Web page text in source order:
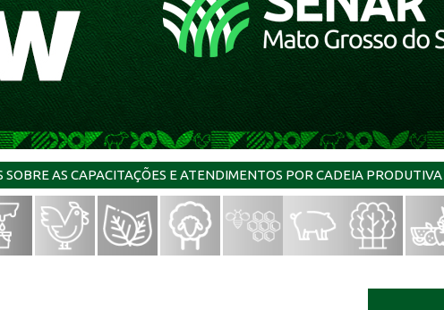
SOBRE AS CAPACITAÇÕES E ATENDIMENTOS POR CADEIA PRODUTIVA